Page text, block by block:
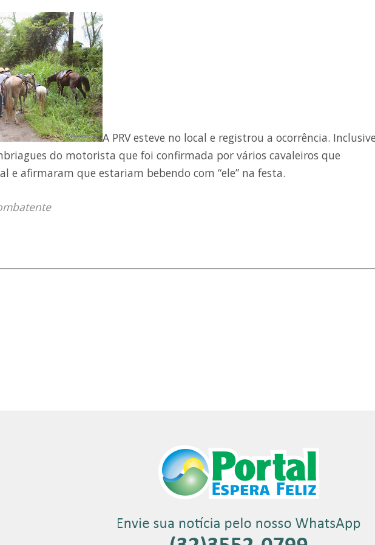
A PRV esteve no local e registrou a ocorrência.
do motorista que foi confirmada por vários cavaleiros que
e afirmaram que estariam bebendo com “ele” na festa.